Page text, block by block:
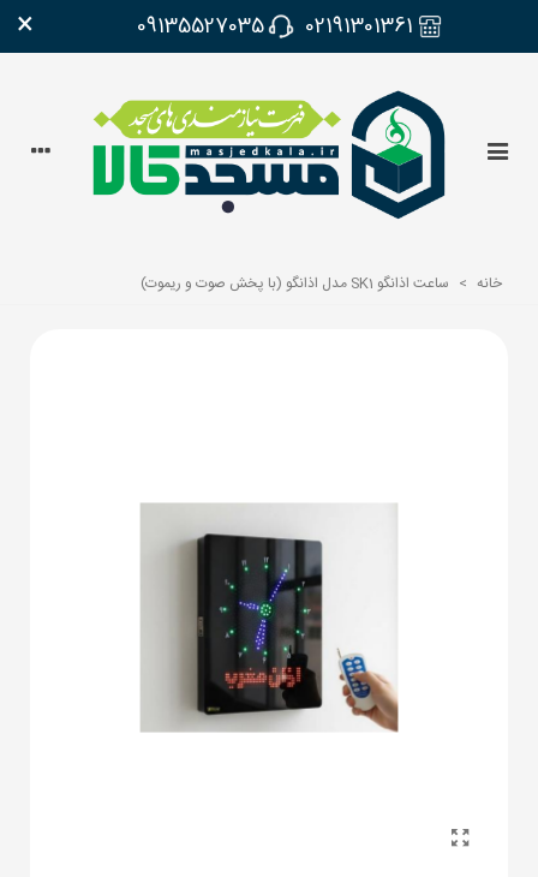
02191301361
09135527035
×
خانه > ساعت اذانگو SK1 مدل اذانگو (با پخش صوت و ریموت)